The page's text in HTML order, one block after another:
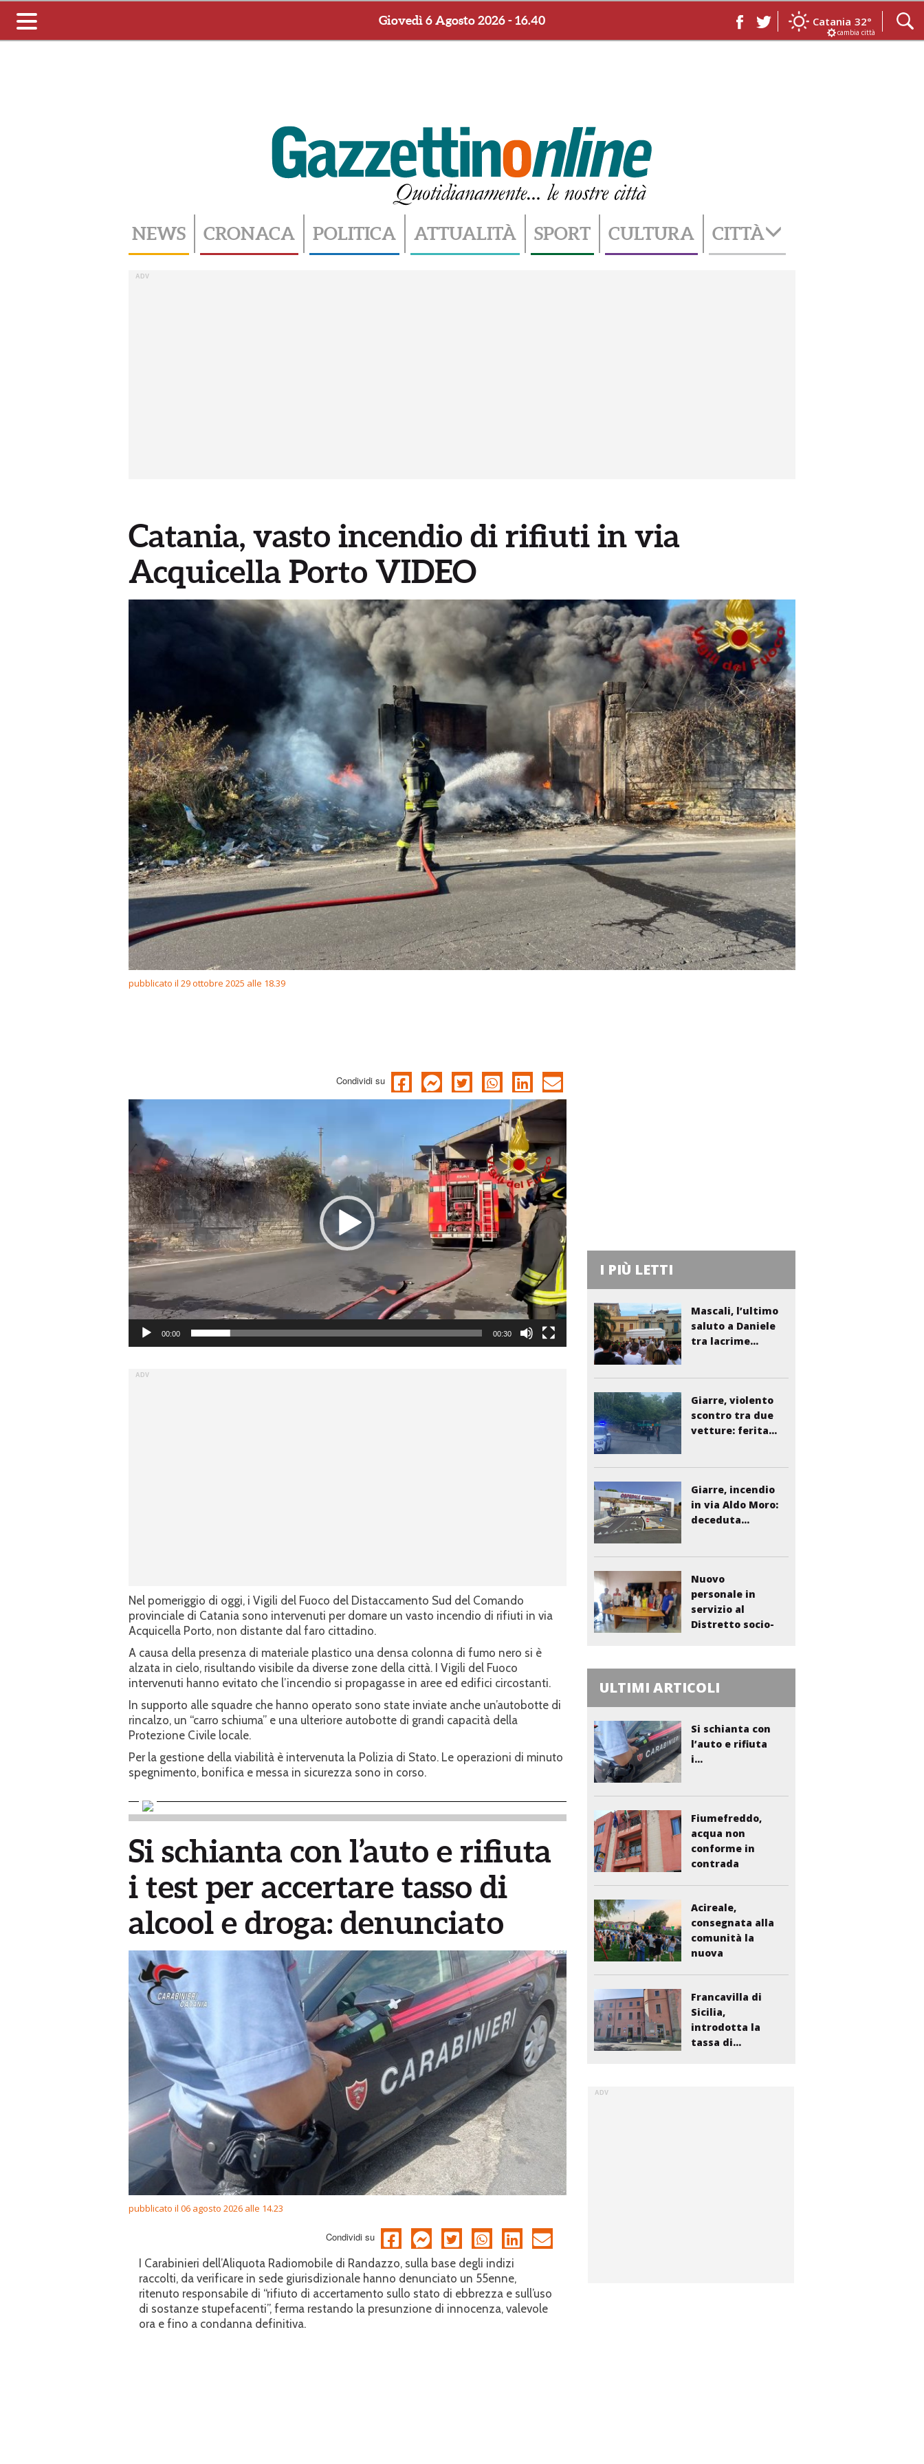
Toggle
navigation
Giovedì 6 Agosto 2026 - 16.40 Catania 32°
cambia città
NEWS CRONACA POLITICA ATTUALITÀ SPORT CULTURA CITTÀ
Catania, vasto incendio di rifiuti in via
Acquicella Porto VIDEO
pubblicato il 29 ottobre 2025 alle 18.39
Condividi su
Video
Player
00:00 00:30
Nel pomeriggio di oggi, i Vigili del Fuoco del Distaccamento Sud del Comando
provinciale di Catania sono intervenuti per domare un vasto incendio di rifiuti in via
Acquicella Porto, non distante dal faro cittadino.
A causa della presenza di materiale plastico una densa colonna di fumo nero si è
alzata in cielo, risultando visibile da diverse zone della città. I Vigili del Fuoco
intervenuti hanno evitato che l’incendio si propagasse in aree ed edifici circostanti.
In supporto alle squadre che hanno operato sono state inviate anche un’autobotte di
rincalzo, un “carro schiuma” e una ulteriore autobotte di grandi capacità della
Protezione Civile locale.
Per la gestione della viabilità è intervenuta la Polizia di Stato. Le operazioni di minuto
spegnimento, bonifica e messa in sicurezza sono in corso.
Si schianta con l’auto e rifiuta
i test per accertare tasso di
alcool e droga: denunciato
pubblicato il 06 agosto 2026 alle 14.23
Condividi su
I Carabinieri dell’Aliquota Radiomobile di Randazzo, sulla base degli indizi
raccolti, da verificare in sede giurisdizionale hanno denunciato un 55enne,
ritenuto responsabile di “rifiuto di accertamento sullo stato di ebbrezza e sull’uso
di sostanze stupefacenti”, ferma restando la presunzione di innocenza, valevole
ora e fino a condanna definitiva.
I PIÙ LETTI
Mascali, l’ultimo
saluto a Daniele
tra lacrime...
Giarre, violento
scontro tra due
vetture: ferita...
Giarre, incendio
in via Aldo Moro:
deceduta...
Nuovo
personale in
servizio al
Distretto socio-
ULTIMI ARTICOLI
Si schianta con
l’auto e rifiuta
i...
Fiumefreddo,
acqua non
conforme in
contrada
Acireale,
consegnata alla
comunità la
nuova
Francavilla di
Sicilia,
introdotta la
tassa di...